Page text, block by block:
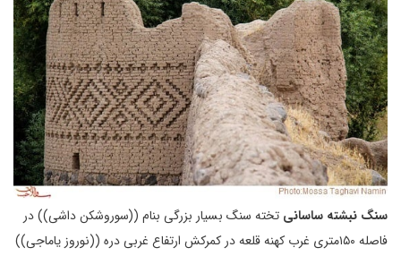
سنگ نبشته ساسانی تخته سنگ بسیار بزرگی بنام ((سوروشکن داشی)) در
فاصله ۱۵۰متری غرب کهنه قلعه در کمرکش ارتفاع غربی دره ((نوروز یاماجی))